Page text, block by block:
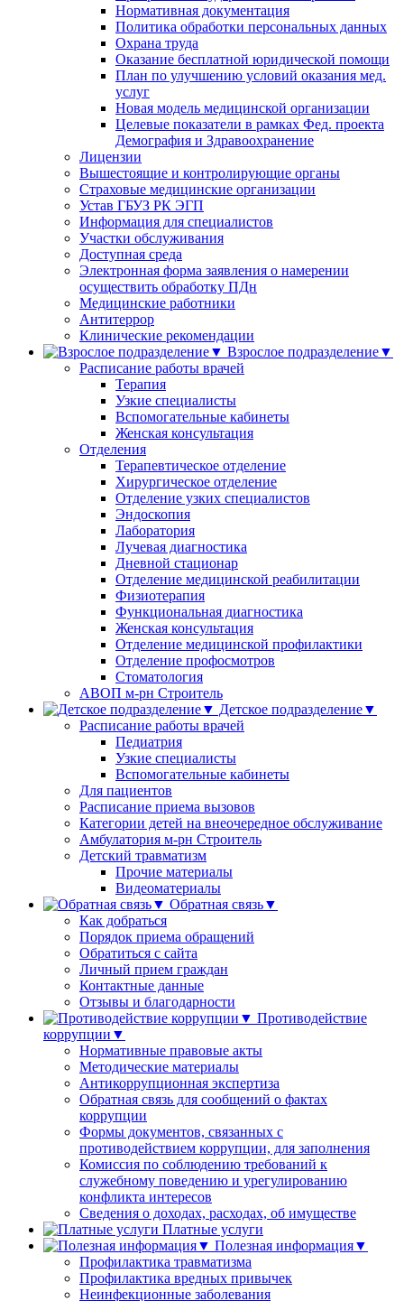
Нормативная документация
Политика обработки персональных данных
Охрана труда
Оказание бесплатной юридической помощи
План по улучшению условий оказания мед.
услуг
Новая модель медицинской организации
Целевые показатели в рамках Фед. проекта
Демография и Здравоохранение
Лицензии
Вышестоящие и контролирующие органы
Страховые медицинские организации
Устав ГБУЗ РК ЭГП
Информация для специалистов
Участки обслуживания
Доступная среда
Электронная форма заявления о намерении
осуществить обработку ПДн
Медицинские работники
Антитеррор
Клинические рекомендации
Взрослое подразделение▼
Расписание работы врачей
Терапия
Узкие специалисты
Вспомогательные кабинеты
Женская консультация
Отделения
Терапевтическое отделение
Хирургическое отделение
Отделение узких специалистов
Эндоскопия
Лаборатория
Лучевая диагностика
Дневной стационар
Отделение медицинской реабилитации
Физиотерапия
Функциональная диагностика
Женская консультация
Отделение медицинской профилактики
Отделение профосмотров
Стоматология
АВОП м-рн Строитель
Детское подразделение▼
Расписание работы врачей
Педиатрия
Узкие специалисты
Вспомогательные кабинеты
Для пациентов
Расписание приема вызовов
Категории детей на внеочередное обслуживание
Амбулатория м-рн Строитель
Детский травматизм
Прочие материалы
Видеоматериалы
Обратная связь▼
Как добраться
Порядок приема обращений
Обратиться с сайта
Личный прием граждан
Контактные данные
Отзывы и благодарности
Противодействие
коррупции▼
Нормативные правовые акты
Методические материалы
Антикоррупционная экспертиза
Обратная связь для сообщений о фактах
коррупции
Формы документов, связанных с
противодействием коррупции, для заполнения
Комиссия по соблюдению требований к
служебному поведению и урегулированию
конфликта интересов
Сведения о доходах, расходах, об имуществе
Платные услуги
Полезная информация▼
Профилактика травматизма
Профилактика вредных привычек
Неинфекционные заболевания